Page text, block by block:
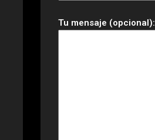
Tu mensaje (opcional):